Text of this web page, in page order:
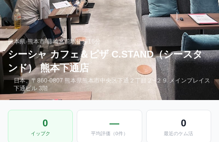
熊本県›熊本市›藤崎宮前駅徒歩16分
シーシャ カフェ＆ピザ C.STAND（シースタ
ンド） 熊本下通店
日本、〒860-0807 熊本県熊本市中央区下通２丁目２−２９ メインプレイス
下通ビル 3階
0
イップク
—
平均評価（0件）
0
最近のケム活